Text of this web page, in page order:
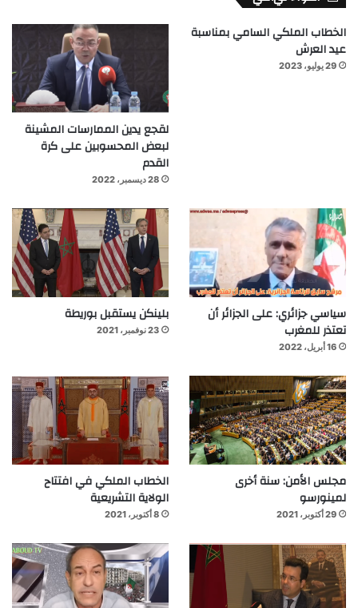
الخطاب الملكي السامي بمناسبة
عيد العرش
29 يوليو، 2023
لقجع يدين الممارسات المشينة
لبعض المحسوبين على كرة
القدم
28 ديسمبر، 2022
سياسي جزائري: على الجزائر أن
تعتذر للمغرب
16 أبريل، 2022
بلينكن يستقبل بوريطة
23 نوفمبر، 2021
مجلس الأمن: سنة أخرى
لمينورسو
29 أكتوبر، 2021
الخطاب الملكي في افتتاح
الولاية التشريعية
8 أكتوبر، 2021